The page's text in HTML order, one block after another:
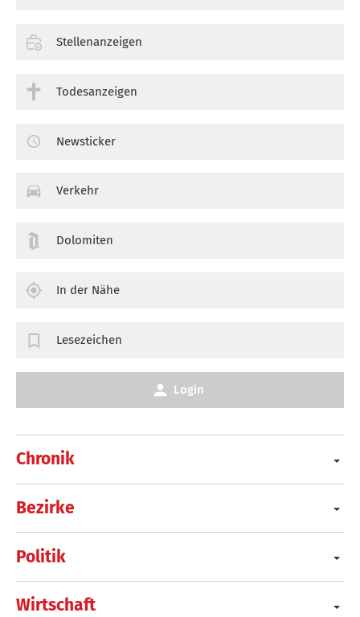
Chronik
Bezirke
Politik
Wirtschaft
Stellenanzeigen
Todesanzeigen
Newsticker
Verkehr
Dolomiten
In der Nähe
Lesezeichen
Login